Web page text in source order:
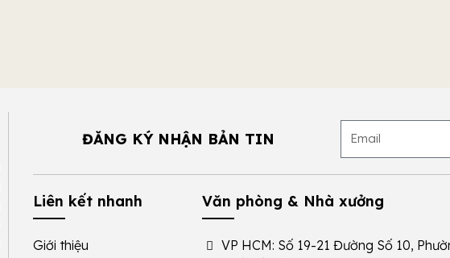
ĐĂNG KÝ NHẬN BẢN TIN
Liên kết nhanh
Giới thiệu
Văn phòng & Nhà xưởng
VP HCM: Số 19-21 Đường Số 10,